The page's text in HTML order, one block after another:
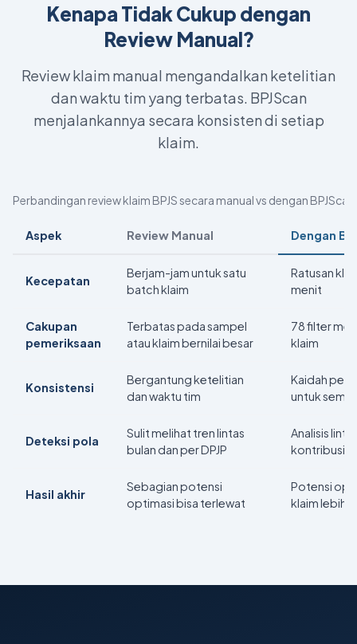
Kenapa Tidak Cukup dengan
Review Manual?
Review klaim manual mengandalkan ketelitian
dan waktu tim yang terbatas. BPJScan
menjalankannya secara konsisten di setiap
klaim.
Perbandingan review klaim BPJS secara manual vs dengan BPJScan.
Aspek Review Manual Dengan
Kecepatan
Berjam-jam untuk satu
batch klaim
Ratusan
menit
Cakupan
pemeriksaan
Terbatas pada sampel
atau klaim bernilai besar
78 filter
klaim
Konsistensi
Bergantung ketelitian
dan waktu tim
Kaidah
untuk
Deteksi pola
Sulit melihat tren lintas
bulan dan per DPJP
Analisis
kontribusi
Hasil akhir
Sebagian potensi
optimasi bisa terlewat
Potensi
klaim lebih